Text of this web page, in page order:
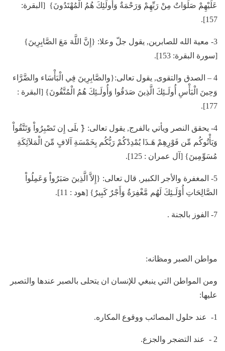
عَلَيْهِمْ صَلَوَاتٌ مِنْ رَبِّهِمْ وَرَحْمَةٌ وَأُولَئِكَ هُمُ الْمُهْتَدُونَ} [البقرة:
157].
3- معية الله للصابرين, يقول جلّ وعلا: {إِنَّ اللَّهَ مَعَ الصَّابِرِينَ}
[سورة البقرة: 153].
4 – الصدق والتقوى, يقول تعالى:{والصَّابِرِينَ فِي الْبَأْسَاء والضَّرَّاء
وَحِينَ الْبَأْسِ أُولَـئِكَ الَّذِينَ صَدَقُوا وَأُولَـئِكَ هُمُ الْمُتَّقُونَ} [البقرة :
177].
4- يحقق النصر ويأتي بالفرج, يقول تعالى: {َ بلَى إِن تَصْبِرُواْ وَتَتَّقُواْ
وَيَأْتُوكُم مِّن فَوْرِهِمْ هَـذَا يُمْدِدْكُمْ رَبُّكُم بِخَمْسَةِ آلافٍ مِّنَ الْمَلآئِكَةِ
مُسَوِّمِينَ} [آل عمران : 125].
5- المغفرة والأجر الكبير, قال تعالى: {إِلاَّ الَّذِينَ صَبَرُواْ وَعَمِلُواْ
الصَّالِحَاتِ أُوْلَـئِكَ لَهُم مَّغْفِرَةٌ وَأَجْرٌ كَبِيرٌ} [هود : 11].
7- الفوز بالجنة .
مواطن الصبر ومظانه:
ومن المواطن التي ينبغي للإنسان ان يتحلى بالصبر عندها والتصبر
عليها:
1- عند حلول المصائب ووقوع المكاره.
2 - عند التضجر والجزع.